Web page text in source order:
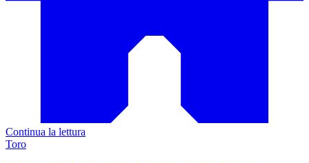
Continua la lettura
Toro